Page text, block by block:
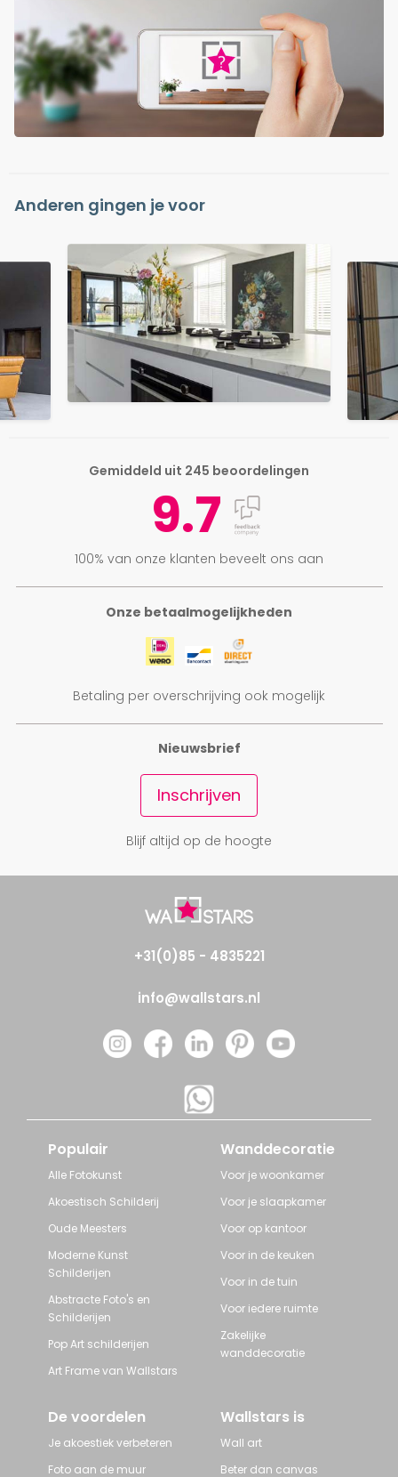
Anderen gingen je voor
Onze betaalmogelijkheden
Betaling per overschrijving ook mogelijk
Gemiddeld uit 245 beoordelingen
9.7
100% van onze klanten beveelt ons aan
Nieuwsbrief
Inschrijven
Blijf altijd op de hoogte
+31(0)85 - 4835221
info@wallstars.nl
Populair
Alle Fotokunst
Akoestisch Schilderij
Oude Meesters
Moderne Kunst
Schilderijen
Abstracte Foto's en
Schilderijen
Pop Art schilderijen
Art Frame van Wallstars
Wanddecoratie
Voor je woonkamer
Voor je slaapkamer
Voor op kantoor
Voor in de keuken
Voor in de tuin
Voor iedere ruimte
Zakelijke
wanddecoratie
De voordelen
Je akoestiek verbeteren
Foto aan de muur
Wallstars is
Wall art
Beter dan canvas